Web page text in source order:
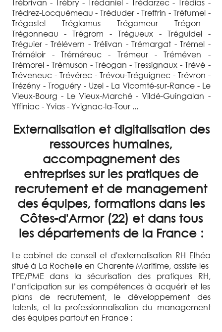
Trébrivan - Trébry - Trédaniel - Trédarzec - Trédias -
Trédrez-Locquémeau - Tréduder - Treffrin - Tréfumel -
Trégastel - Tréglamus - Trégomeur - Trégon -
Trégonneau - Trégrom - Trégueux - Tréguidel -
Tréguier - Trélévern - Trélivan - Trémargat - Trémel -
Tréméloir - Tréméreuc - Trémeur - Tréméven -
Trémorel - Trémuson - Tréogan - Tressignaux - Trévé -
Tréveneuc - Trévérec - Trévou-Tréguignec - Trévron -
Trézény - Troguéry - Uzel - La Vicomté-sur-Rance - Le
Vieux-Bourg - Le Vieux-Marché - Vildé-Guingalan -
Yffiniac - Yvias - Yvignac-la-Tour ...
Externalisation et digitalisation des
ressources humaines,
accompagnement des
entreprises sur les pratiques de
recrutement et de management
des équipes, formations dans les
Côtes-d'Armor (22) et dans tous
les départements de la France :
Le cabinet de conseil et d'externalisation RH Elhéa
situé à La Rochelle en Charente Maritime, assiste les
TPE/PME dans la sécurisation des pratiques RH,
l’anticipation sur les compétences à acquérir et les
plans de recrutement, le développement des
talents, et la professionnalisation du management
des équipes partout en France :